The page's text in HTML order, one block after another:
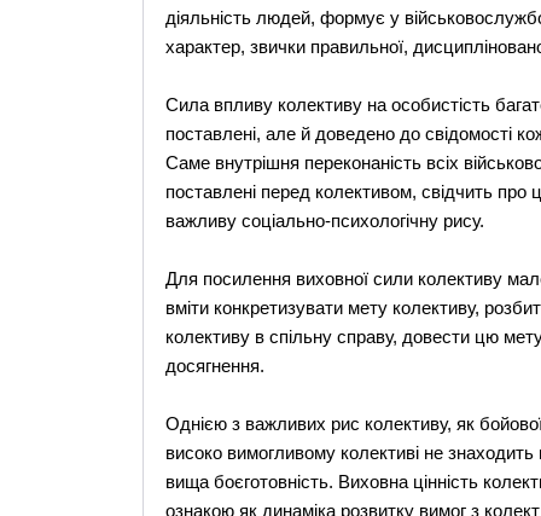
діяльність людей, формує у
характер, звички правильної,
Сила впливу колективу на особистість
поставлені, але й доведено до свідомості
Саме внутрішня переконаність всіх
поставлені перед колективом, свідчить про
важливу соціально-психологічну рису.
Для посилення виховної сили колективу
вміти конкретизувати мету колективу,
колективу в спільну справу, довести цю
досягнення.
Однією з важливих рис колективу, як
високо вимогливому колективі не
вища боєготовність. Виховна цінність
ознакою як динаміка розвитку вимог з